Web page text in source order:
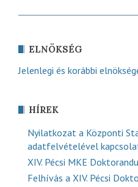
ELNÖKSÉG
Jelenlegi és korábbi
HÍREK
Nyilatkozat a Központi
adatfelvételével
XIV. Pécsi MKE
Felhívás a XIV. Pécsi